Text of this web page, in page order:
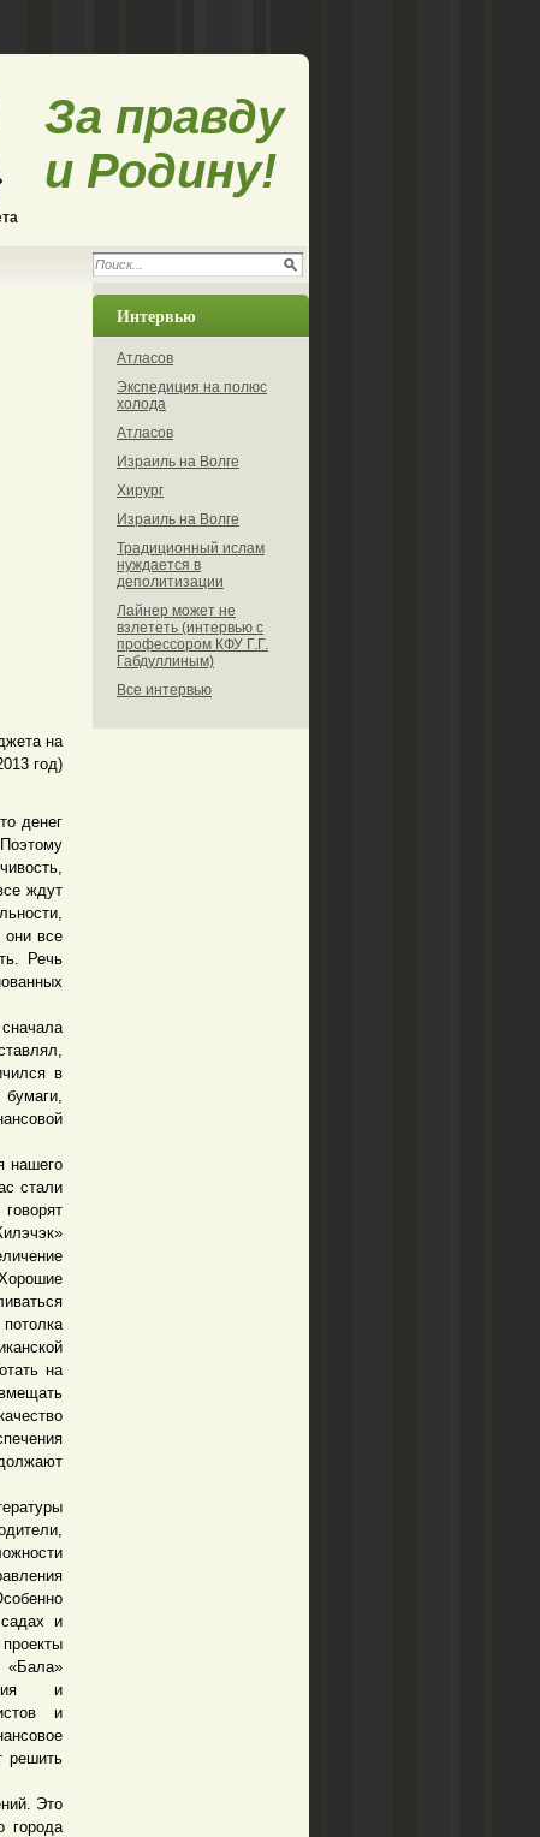
За правду
и Родину!
на
год)
денег
ждут
они все
Речь
в
нашего
стали
на
и
«Бала»
и
и
решить
Это
города
Интервью
Атласов
Экспедиция на полюс
холода
Атласов
Израиль на Волге
Хирург
Израиль на Волге
Традиционный ислам
нуждается в
деполитизации
Лайнер может не
взлететь (интервью с
профессором КФУ Г.Г.
Габдуллиным)
Все интервью